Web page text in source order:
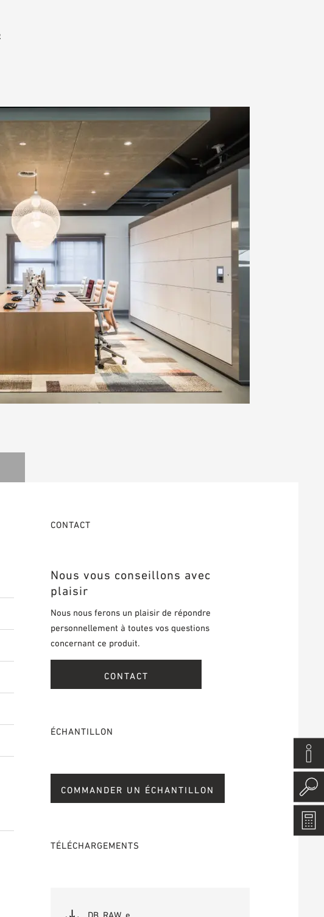
CONTACT
Nous vous conseillons avec
plaisir
Nous nous ferons un plaisir de répondre
personnellement à toutes vos questions
concernant ce produit.
CONTACT
ÉCHANTILLON
COMMANDER UN ÉCHANTILLON
TÉLÉCHARGEMENTS
DB_RAW_e